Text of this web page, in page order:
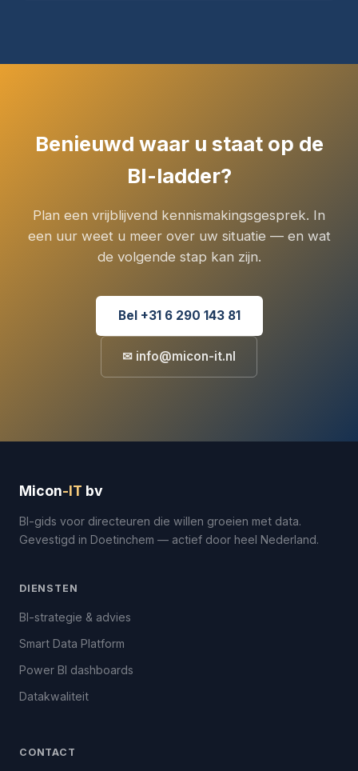
Benieuwd waar u staat op de
BI-ladder?
Plan een vrijblijvend kennismakingsgesprek. In
een uur weet u meer over uw situatie — en wat
de volgende stap kan zijn.
Bel +31 6 290 143 81
✉ info@micon-it.nl
Micon-IT bv
BI-gids voor directeuren die willen groeien met data.
Gevestigd in Doetinchem — actief door heel Nederland.
DIENSTEN
BI-strategie & advies
Smart Data Platform
Power BI dashboards
Datakwaliteit
CONTACT